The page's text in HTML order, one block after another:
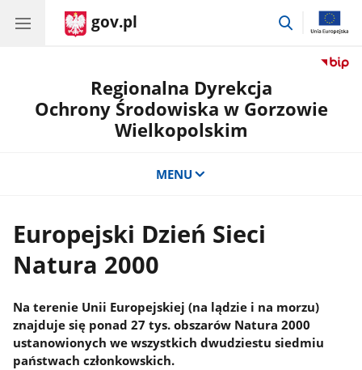
gov.pl
przejdź
Regionalna Dyrekcja
Ochrony Środowiska w Gorzowie
Wielkopolskim
MENU
Europejski Dzień Sieci
Natura 2000
Na terenie Unii Europejskiej (na lądzie i na morzu)
znajduje się ponad 27 tys. obszarów Natura 2000
ustanowionych we wszystkich dwudziestu siedmiu
państwach członkowskich.